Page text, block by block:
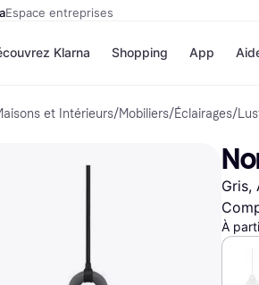
Espace entreprises
Klarna
Options de
Payer maintenant
Paiement en 3 fois
Paiement à 30 jours
Klarna sur Apple Pay
Shopping
Magasins
Airbnb
Temu
JD
Voir tous
App
et Intérieurs/Mobiliers/Éclairages/
Gris,
À